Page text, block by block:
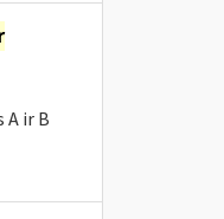
ir B